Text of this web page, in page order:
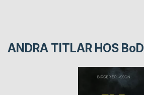
ANDRA TITLAR HOS BoD